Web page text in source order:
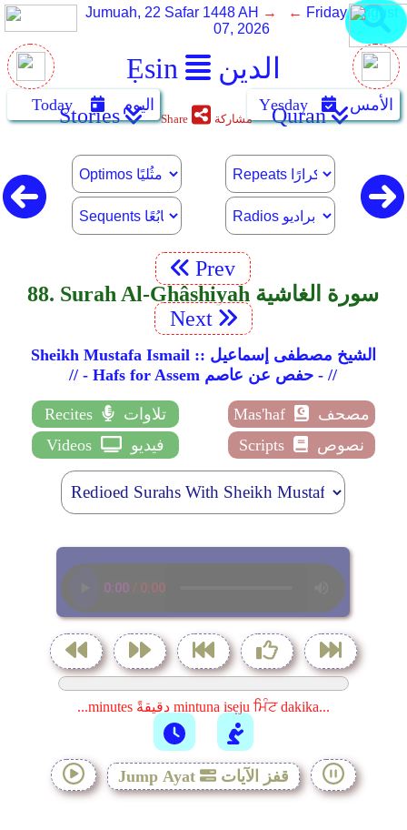
Ẹsin الدين
Jumuah, 22 Safar 1448 AH → ← Friday, August
07, 2026
Today اليوم Yẹsday الأمس Stories Share مشاركة Quran
Prev
88. Surah Al-Ghâshiyah سورة الغاشية
Next
Sheikh Mustafa Ismail :: الشيخ مصطفى إسماعيل
// - Hafs for Assem حفص عن عاصم - //
Recites تلاوات Mas'haf
مصحف
Videos
فيديو Scripts نصوص
...minutes دقيقةً mintuna isẹju ਮਿੰਟ dakika...
Jump Ayat قفز الآيات